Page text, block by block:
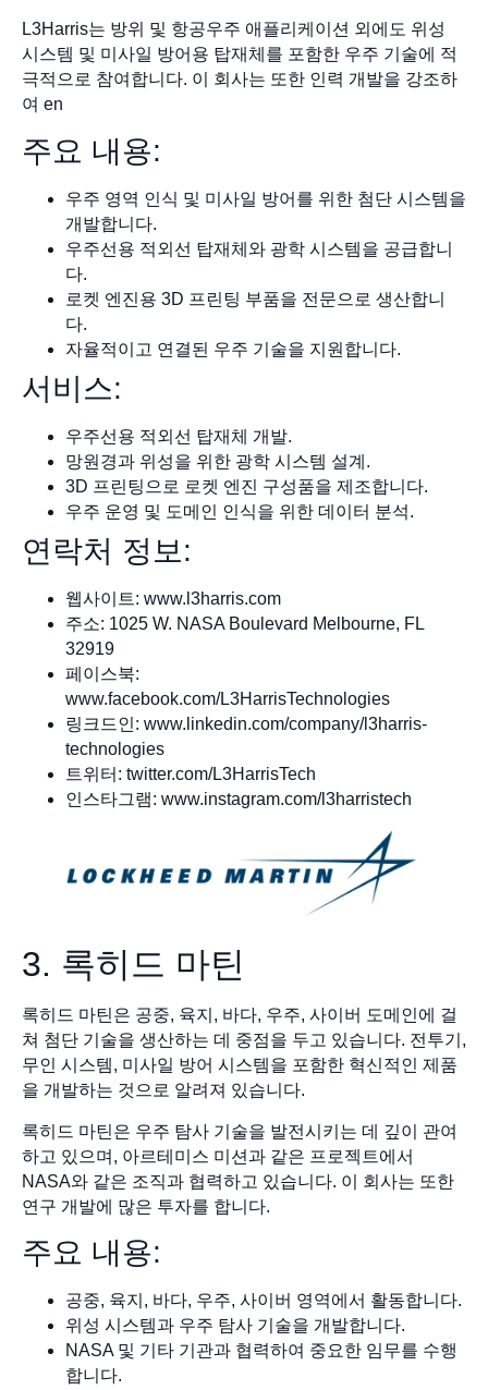
L3Harris는 방위 및 항공우주 애플리케이션 외에도 위성
시스템 및 미사일 방어용 탑재체를 포함한 우주 기술에 적
극적으로 참여합니다. 이 회사는 또한 인력 개발을 강조하
여 en
주요 내용:
우주 영역 인식 및 미사일 방어를 위한 첨단 시스템을
개발합니다.
우주선용 적외선 탑재체와 광학 시스템을 공급합니
다.
로켓 엔진용 3D 프린팅 부품을 전문으로 생산합니
다.
자율적이고 연결된 우주 기술을 지원합니다.
서비스:
우주선용 적외선 탑재체 개발.
망원경과 위성을 위한 광학 시스템 설계.
3D 프린팅으로 로켓 엔진 구성품을 제조합니다.
우주 운영 및 도메인 인식을 위한 데이터 분석.
연락처 정보:
웹사이트: www.l3harris.com
주소: 1025 W. NASA Boulevard Melbourne, FL
32919
페이스북:
www.facebook.com/L3HarrisTechnologies
링크드인: www.linkedin.com/company/l3harris-
technologies
트위터: twitter.com/L3HarrisTech
인스타그램: www.instagram.com/l3harristech
3. 록히드 마틴
록히드 마틴은 공중, 육지, 바다, 우주, 사이버 도메인에 걸
쳐 첨단 기술을 생산하는 데 중점을 두고 있습니다. 전투기,
무인 시스템, 미사일 방어 시스템을 포함한 혁신적인 제품
을 개발하는 것으로 알려져 있습니다.
록히드 마틴은 우주 탐사 기술을 발전시키는 데 깊이 관여
하고 있으며, 아르테미스 미션과 같은 프로젝트에서
NASA와 같은 조직과 협력하고 있습니다. 이 회사는 또한
연구 개발에 많은 투자를 합니다.
주요 내용:
공중, 육지, 바다, 우주, 사이버 영역에서 활동합니다.
위성 시스템과 우주 탐사 기술을 개발합니다.
NASA 및 기타 기관과 협력하여 중요한 임무를 수행
합니다.